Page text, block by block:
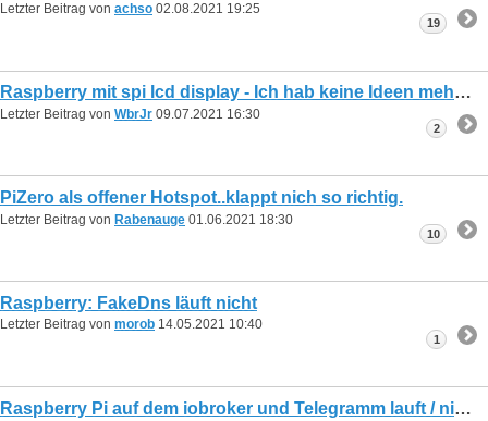
Letzter Beitrag von achso 02.08.2021 19:25
19
Raspberry mit spi lcd display - Ich hab keine Ideen mehr :(
Letzter Beitrag von WbrJr 09.07.2021 16:30
2
PiZero als offener Hotspot..klappt nich so richtig.
Letzter Beitrag von Rabenauge 01.06.2021 18:30
10
Raspberry: FakeDns läuft nicht
Letzter Beitrag von morob 14.05.2021 10:40
1
Raspberry Pi auf dem iobroker und Telegramm lauft / nicht mehr lauft